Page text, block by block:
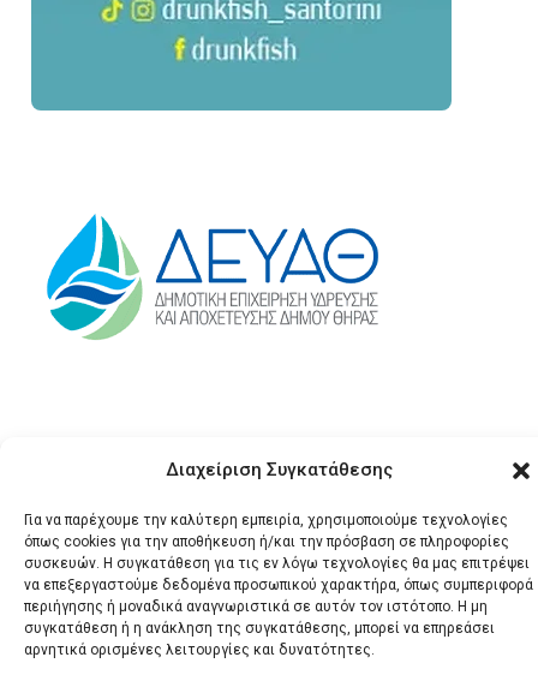
Διαχείριση Συγκατάθεσης
Για να παρέχουμε την καλύτερη εμπειρία, χρησιμοποιούμε τεχνολογίες
όπως cookies για την αποθήκευση ή/και την πρόσβαση σε πληροφορίες
συσκευών. Η συγκατάθεση για τις εν λόγω τεχνολογίες θα μας επιτρέψει
να επεξεργαστούμε δεδομένα προσωπικού χαρακτήρα, όπως συμπεριφορά
περιήγησης ή μοναδικά αναγνωριστικά σε αυτόν τον ιστότοπο. Η μη
συγκατάθεση ή η ανάκληση της συγκατάθεσης, μπορεί να επηρεάσει
αρνητικά ορισμένες λειτουργίες και δυνατότητες.
© 2026 Santonews - Όλα
τα δικαιώματα
κατοχυρωμένα.